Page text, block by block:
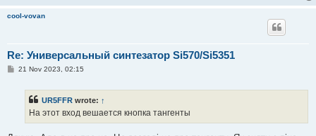
cool-vovan
Re: Универсальный синтезатор Si570/Si5351
P21 Nov 2023, 02:15
UR5FFR wrote: ↑
На этот вход вешается кнопка тангенты